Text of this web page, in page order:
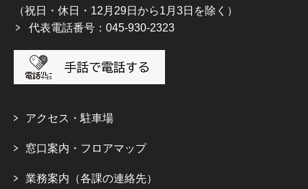
（祝日・休日・12月29日から1月3日を除く）
代表電話番号：045-930-2323
アクセス・駐車場
窓口案内・フロアマップ
業務案内（各課の連絡先）